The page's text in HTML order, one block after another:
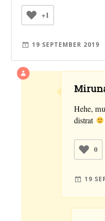
+1
19 SEPTEMBER 2019
Hehe,
distrat
0
19